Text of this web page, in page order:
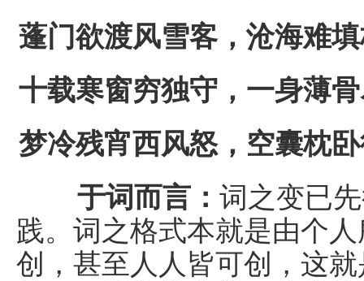
蓬门欲渡风雪客，沧海难
十载寒窗穷独守，一身薄
梦冷残宵西风怒，空囊枕
于词而言： 词之变已
践。词之格式本就是由个
创，甚至人人皆可创，这